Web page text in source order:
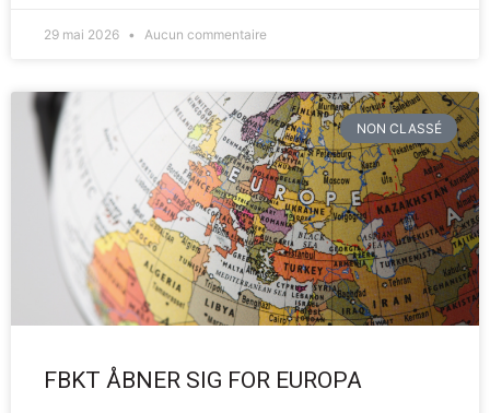
29 mai 2026 Aucun commentaire
NON CLASSÉ
FBKT ÅBNER SIG FOR EUROPA